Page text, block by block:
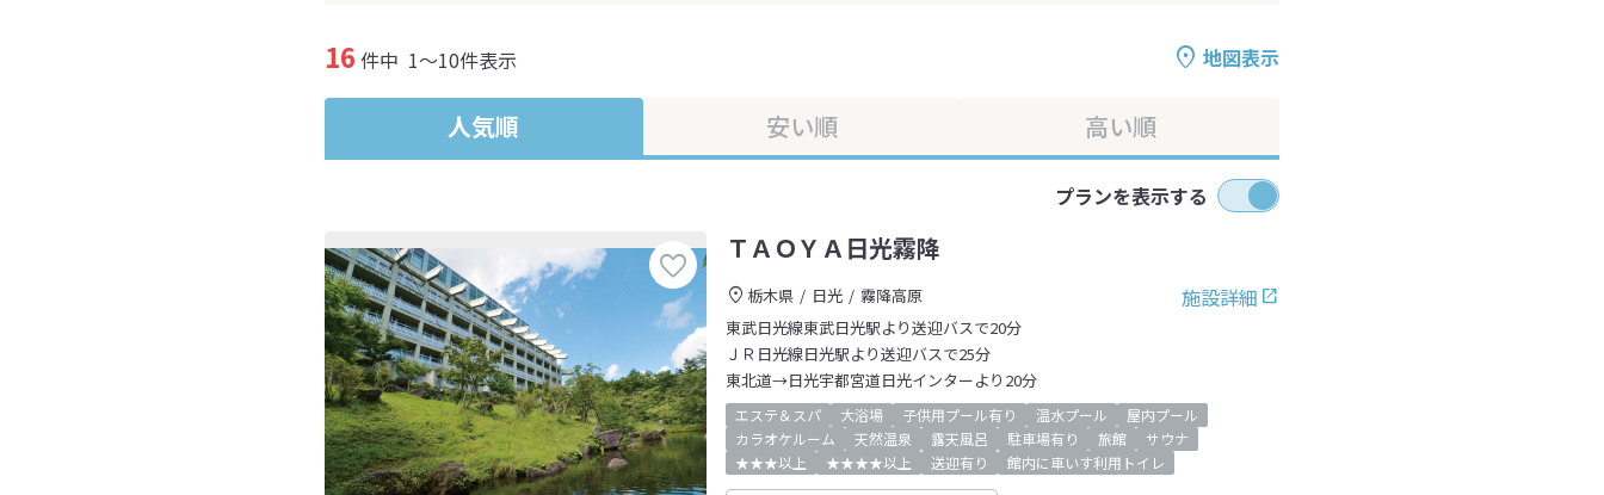
地図表示
16 件中 1～10件表示
人気順 安い順 高い順
プランを表示する
ＴＡＯＹＡ日光霧降
施設詳細
栃木県 日光
霧降高原
東武日光線東武日光駅より送迎バスで20分
ＪＲ日光線日光駅より送迎バスで25分
東北道→日光宇都宮道日光インターより20分
エステ＆スパ 大浴場 子供用プール有り 温水プール
屋内プール
カラオケルーム
天然温泉 露天風呂 駐車場有り 旅館
サウナ
★★★以上
★★★★以上 送迎有り 館内に車いす利用トイレ